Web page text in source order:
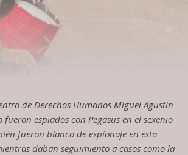
de Derechos Humanos Miguel Agustín
fueron espiados con Pegasus en el sexenio
fueron blanco de espionaje en esta
daban seguimiento a casos como la